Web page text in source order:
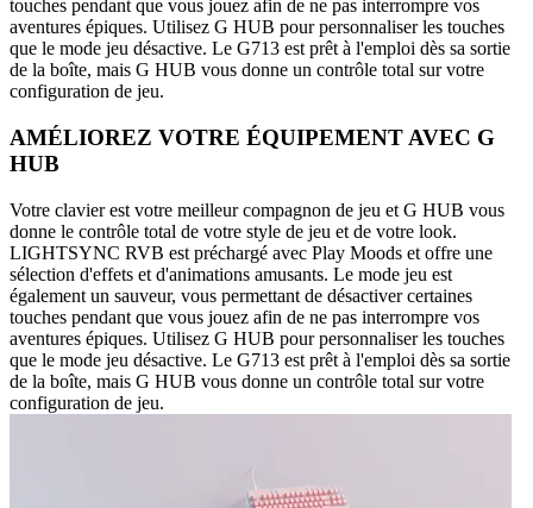
touches pendant que vous jouez afin de ne pas interrompre vos
aventures épiques. Utilisez G HUB pour personnaliser les touches
que le mode jeu désactive. Le G713 est prêt à l'emploi dès sa sortie
de la boîte, mais G HUB vous donne un contrôle total sur votre
configuration de jeu.
AMÉLIOREZ VOTRE ÉQUIPEMENT AVEC G
HUB
Votre clavier est votre meilleur compagnon de jeu et G HUB vous
donne le contrôle total de votre style de jeu et de votre look.
LIGHTSYNC RVB est préchargé avec Play Moods et offre une
sélection d'effets et d'animations amusants. Le mode jeu est
également un sauveur, vous permettant de désactiver certaines
touches pendant que vous jouez afin de ne pas interrompre vos
aventures épiques. Utilisez G HUB pour personnaliser les touches
que le mode jeu désactive. Le G713 est prêt à l'emploi dès sa sortie
de la boîte, mais G HUB vous donne un contrôle total sur votre
configuration de jeu.